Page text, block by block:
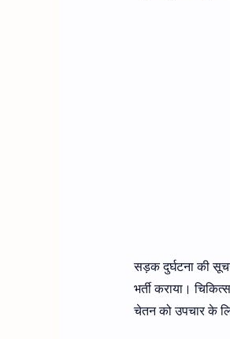
सड़क दुर्घटना की
भर्ती कराया।
चेतन को उपचार के